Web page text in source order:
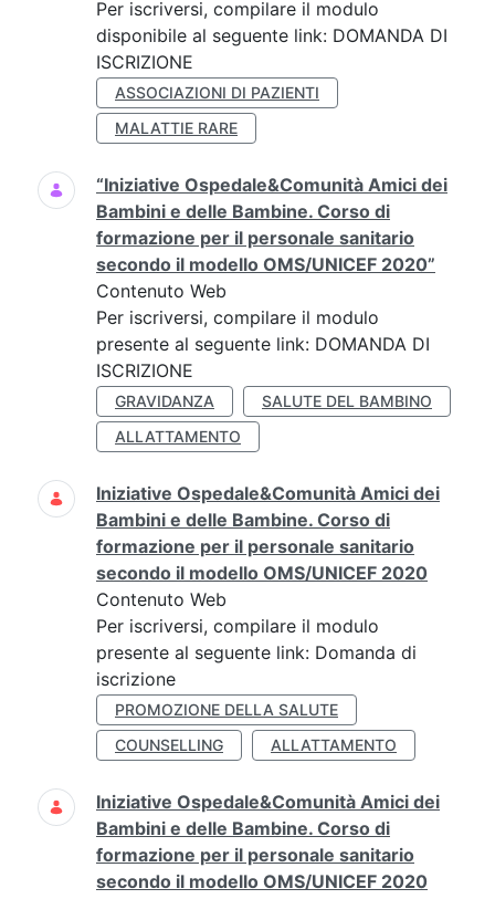
Per iscriversi, compilare il modulo
disponibile al seguente link: DOMANDA DI
ISCRIZIONE
ASSOCIAZIONI DI PAZIENTI
MALATTIE RARE
“Iniziative Ospedale&Comunità Amici dei
Bambini e delle Bambine. Corso di
formazione per il personale sanitario
secondo il modello OMS/UNICEF 2020”
Contenuto Web
Per iscriversi, compilare il modulo
presente al seguente link: DOMANDA DI
ISCRIZIONE
GRAVIDANZA
SALUTE DEL BAMBINO
ALLATTAMENTO
Iniziative Ospedale&Comunità Amici dei
Bambini e delle Bambine. Corso di
formazione per il personale sanitario
secondo il modello OMS/UNICEF 2020
Contenuto Web
Per iscriversi, compilare il modulo
presente al seguente link: Domanda di
iscrizione
PROMOZIONE DELLA SALUTE
COUNSELLING
ALLATTAMENTO
Iniziative Ospedale&Comunità Amici dei
Bambini e delle Bambine. Corso di
formazione per il personale sanitario
secondo il modello OMS/UNICEF 2020